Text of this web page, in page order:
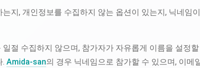
지, 개인정보를 수집하지 않는 옵션이 있는지, 닉네임
절 수집하지 않으며, 참가자가 자유롭게 이름을 설정
. Amida-san의 경우 닉네임으로 참가할 수 있으며, 이메